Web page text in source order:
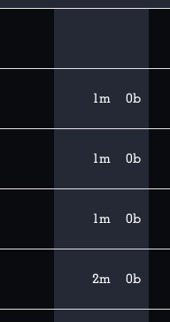
1m 0b
1m 0b
1m 0b
2m 0b